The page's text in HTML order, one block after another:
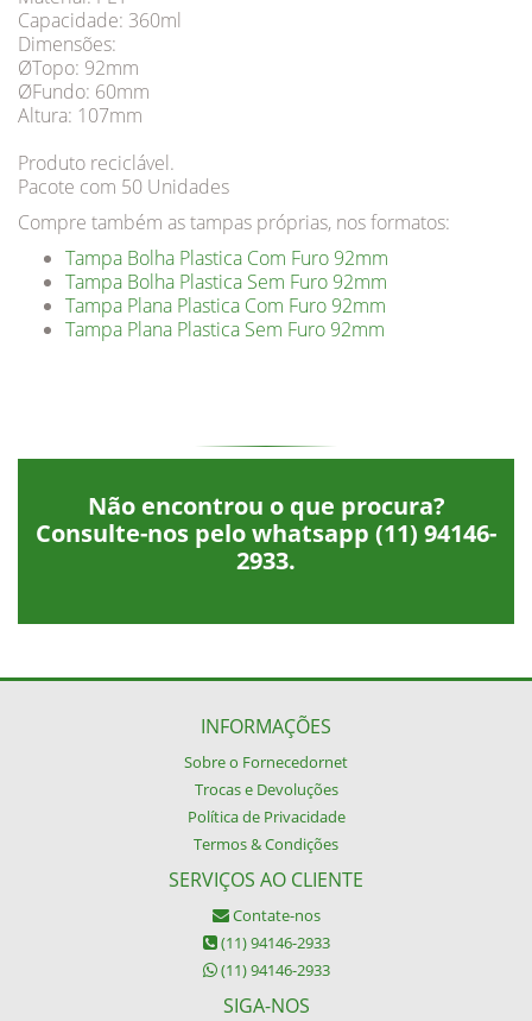
Capacidade: 360ml
Dimensões:
ØTopo: 92mm
ØFundo: 60mm
Altura: 107mm
Produto reciclável.
Pacote com 50 Unidades
Compre também as tampas próprias, nos formatos:
Tampa Bolha Plastica Com Furo 92mm
Tampa Bolha Plastica Sem Furo 92mm
Tampa Plana Plastica Com Furo 92mm
Tampa Plana Plastica Sem Furo 92mm
Não encontrou o que procura?
Consulte-nos pelo whatsapp (11) 94146-
2933.
INFORMAÇÕES
Sobre o Fornecedornet
Trocas e Devoluções
Política de Privacidade
Termos & Condições
SERVIÇOS AO CLIENTE
Contate-nos
(11) 94146-2933
(11) 94146-2933
SIGA-NOS